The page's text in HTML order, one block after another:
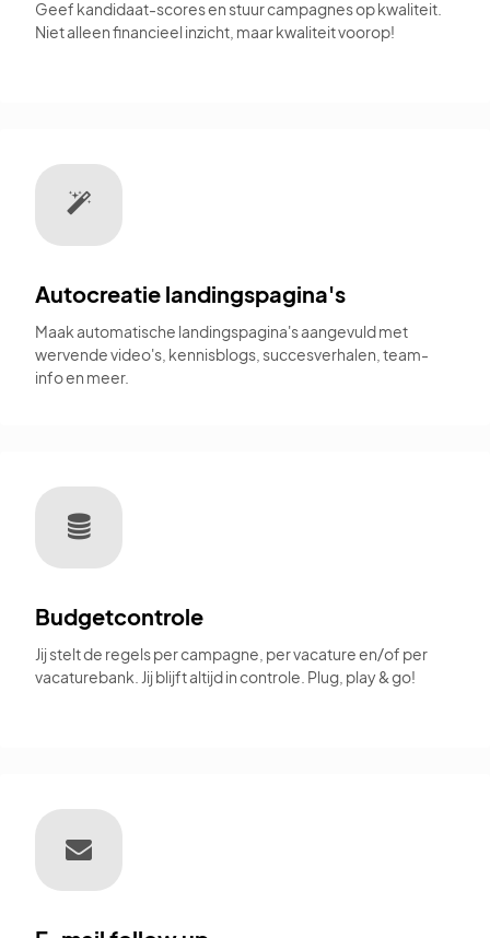
Geef kandidaat-scores en stuur campagnes op kwaliteit.
Niet alleen financieel inzicht, maar kwaliteit voorop!
Autocreatie landingspagina's
Maak automatische landingspagina's aangevuld met
wervende video's, kennisblogs, succesverhalen, team-
info en meer.
Budgetcontrole
Jij stelt de regels per campagne, per vacature en/of per
vacaturebank. Jij blijft altijd in controle. Plug, play & go!